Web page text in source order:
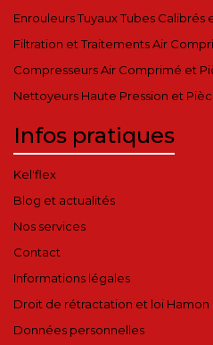
Enrouleurs Tuyaux Tubes Calibrés
Filtration et Traitements Air
Compresseurs Air Comprimé et
Nettoyeurs Haute Pression et
Infos pratiques
Kel'flex
Blog et actualités
Nos services
Contact
Informations légales
Droit de rétractation et loi Hamon
Données personnelles